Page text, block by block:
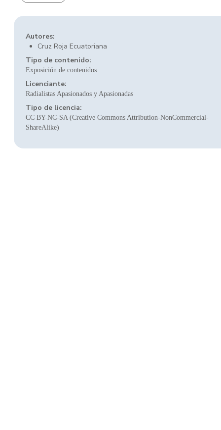
Autores:
Cruz Roja Ecuatoriana
Tipo de contenido:
Exposición de contenidos
Licenciante:
Radialistas Apasionados y Apasionadas
Tipo de licencia:
CC BY-NC-SA (Creative Commons Attribution-NonCommercial-
ShareAlike)